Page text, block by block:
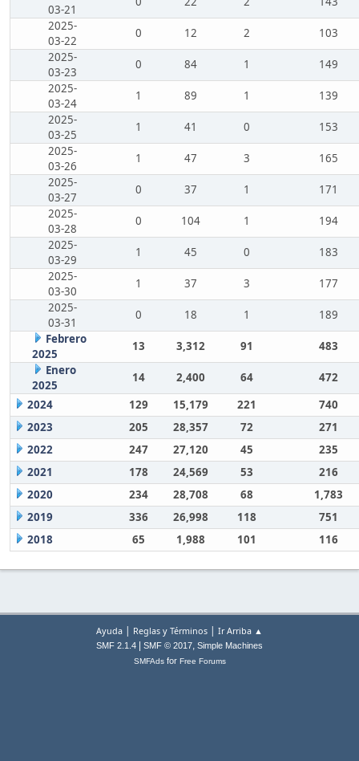
03-21
2025-
03-22
0 12 2
103
2025-
03-23
0 84 1
149
2025-
03-24
1 89 1
139
2025-
03-25
1 41 0
153
2025-
03-26
1 47 3
165
2025-
03-27
0 37 1
171
2025-
03-28
0 104 1
194
2025-
03-29
1 45 0
183
2025-
03-30
1 37 3
177
2025-
03-31
0 18 1
189
Febrero
2025
13 3,312 91
483
Enero
2025
14 2,400 64
472
2024
129 15,179 221
740
2023
205 28,357 72
271
2022
247 27,120 45
235
2021
178 24,569 53
216
2020
234 28,708 68
1,783
2019
336 26,998 118
751
2018
65 1,988 101 116
Ayuda | Reglas y Términos | Ir Arriba ▲
SMF 2.1.4 SMF © 2017, Simple Machines
SMFAdsfor Free Forums